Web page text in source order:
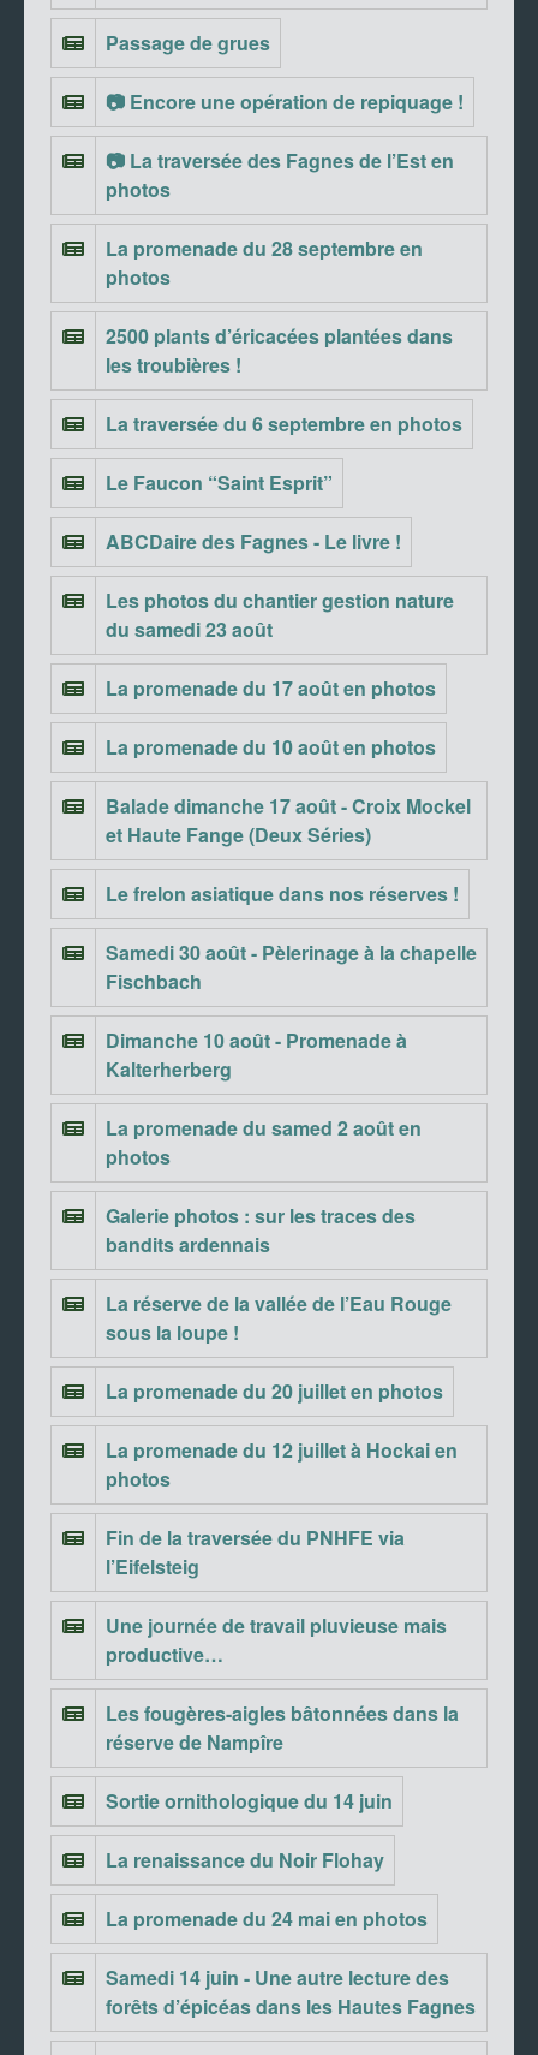
Passage de grues
📷 Encore une opération de repiquage !
📷 La traversée des Fagnes de l’Est en
photos
La promenade du 28 septembre en
photos
2500 plants d’éricacées plantées dans
les troubières !
La traversée du 6 septembre en photos
Le Faucon “Saint Esprit”
ABCDaire des Fagnes - Le livre !
Les photos du chantier gestion nature
du samedi 23 août
La promenade du 17 août en photos
La promenade du 10 août en photos
Balade dimanche 17 août - Croix Mockel
et Haute Fange (Deux Séries)
Le frelon asiatique dans nos réserves !
Samedi 30 août - Pèlerinage à la chapelle
Fischbach
Dimanche 10 août - Promenade à
Kalterherberg
La promenade du samed 2 août en
photos
Galerie photos : sur les traces des
bandits ardennais
La réserve de la vallée de l’Eau Rouge
sous la loupe !
La promenade du 20 juillet en photos
La promenade du 12 juillet à Hockai en
photos
Fin de la traversée du PNHFE via
l’Eifelsteig
Une journée de travail pluvieuse mais
productive…
Les fougères-aigles bâtonnées dans la
réserve de Nampîre
Sortie ornithologique du 14 juin
La renaissance du Noir Flohay
La promenade du 24 mai en photos
Samedi 14 juin - Une autre lecture des
forêts d’épicéas dans les Hautes Fagnes